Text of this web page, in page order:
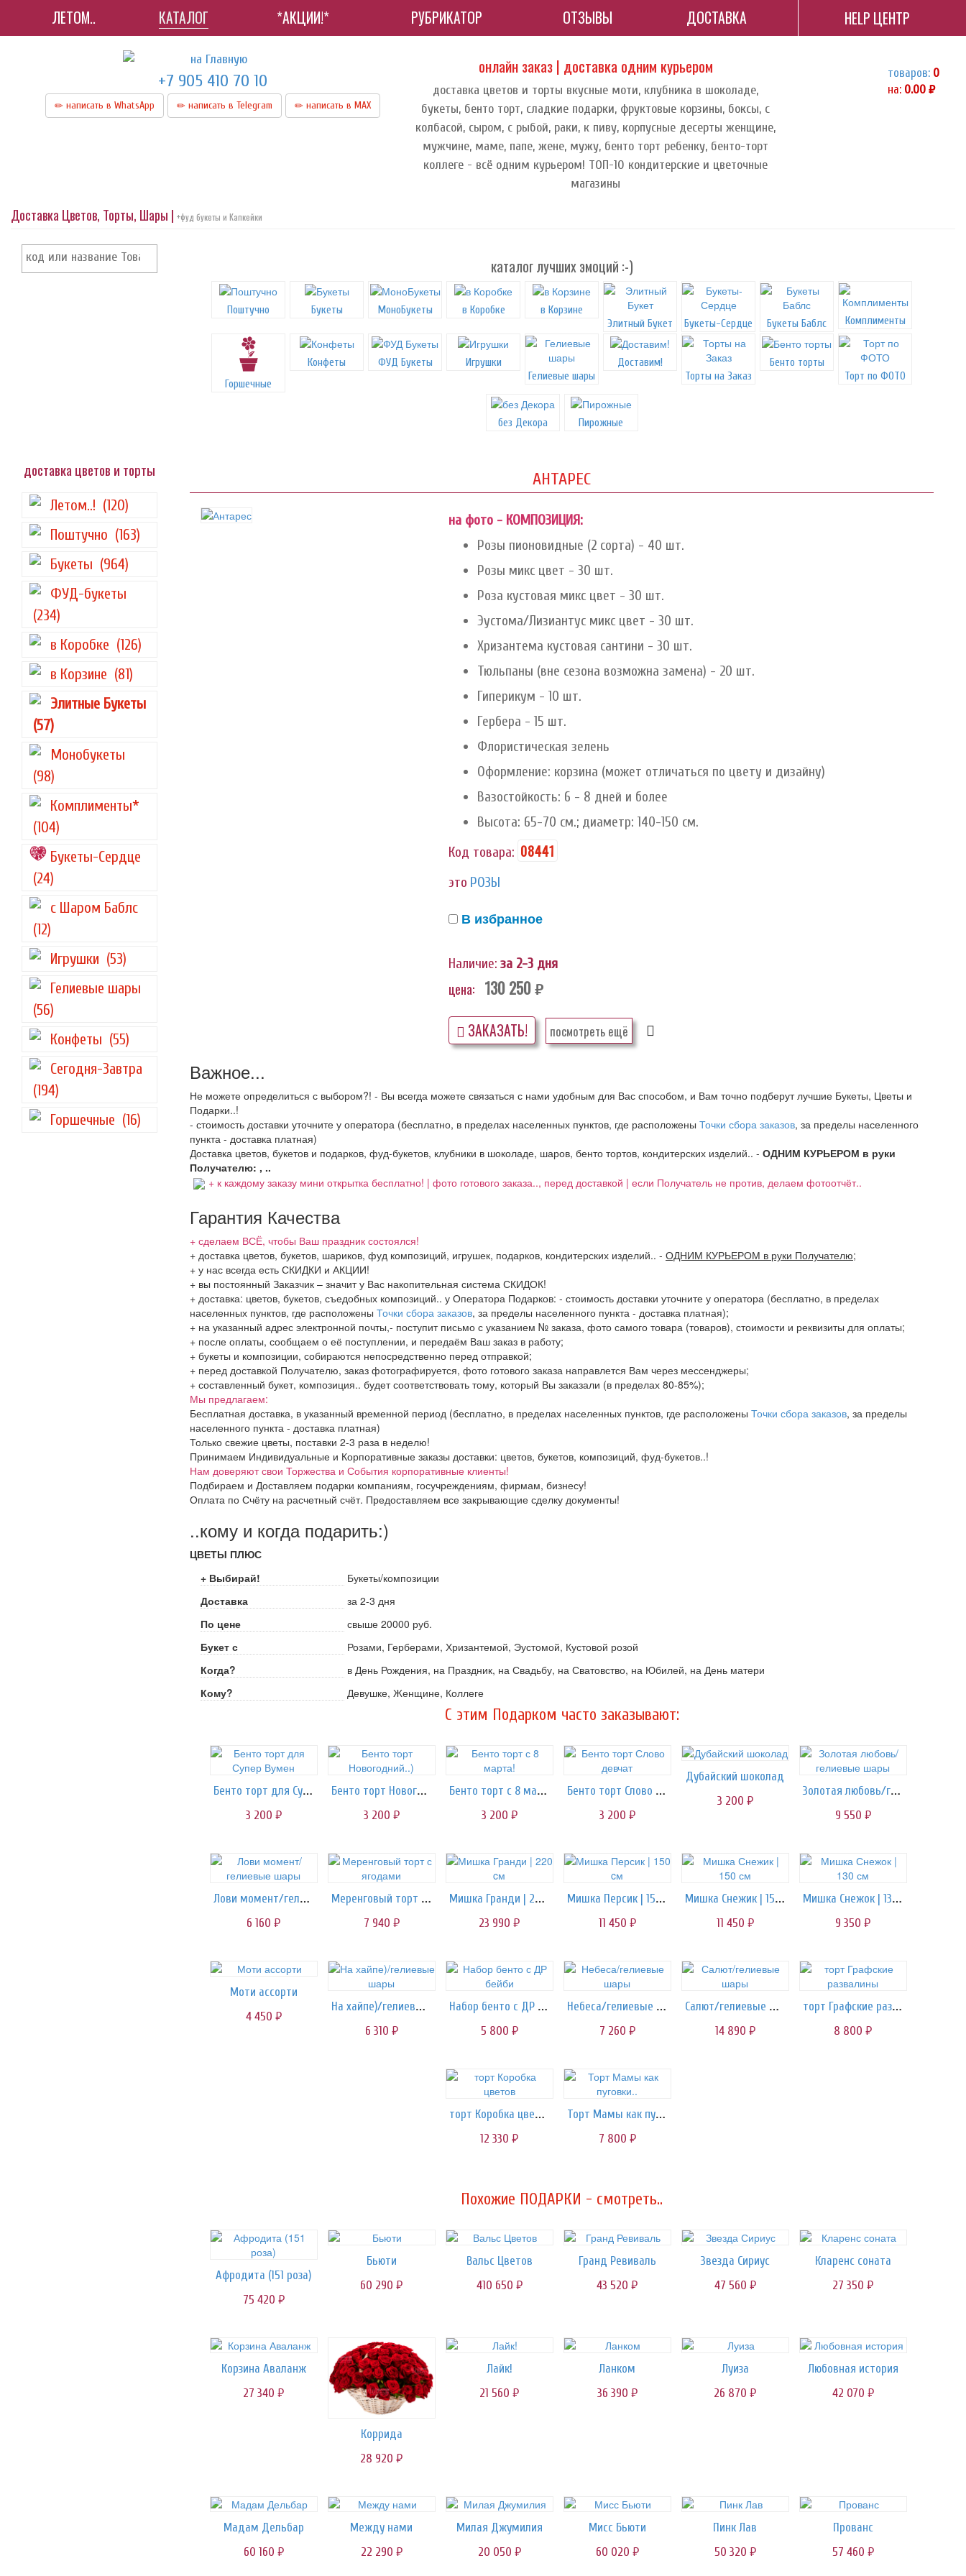
ЛЕТОМ.. КАТАЛОГ *АКЦИИ!* РУБРИКАТОР ОТЗЫВЫ ДОСТАВКА HELP ЦЕНТР
+7 905 410 70 10
написать в WhatsApp написать в Telegram написать в МАХ
онлайн заказ | доставка одним курьером
доставка цветов и торты вкусные моти, клубника в шоколаде,
букеты, бенто торт, сладкие подарки, фруктовые корзины, боксы, с
колбасой, сыром, с рыбой, раки, к пиву, корпусные десерты женщине,
мужчине, маме, папе, жене, мужу, бенто торт ребенку, бенто-торт
коллеге - всё одним курьером! ТОП-10 кондитерские и цветочные
магазины
товаров: 0
на: 0.00 руб.
Доставка Цветов, Торты, Шары | +фуд букеты и Капкейки
каталог лучших эмоций :-)
Поштучно Букеты МоноБукеты в Коробке
в Корзине
Элитный Букет
Букеты-Сердце Букеты Баблс Комплименты
Горшечные
Конфеты ФУД Букеты
Игрушки
Гелиевые шары
Доставим!
Торты на Заказ
Бенто торты
Торт по ФОТО
без Декора Пирожные
доставка цветов и торты
Летом..! (120)
Поштучно (163)
Букеты (964)
ФУД-букеты
(234)
в Коробке (126)
в Корзине (81)
Элитные Букеты
(57)
Монобукеты
(98)
Комплименты*
(104)
Букеты-Сердце
(24)
с Шаром Баблс
(12)
Игрушки (53)
Гелиевые шары
(56)
Конфеты (55)
Сегодня-Завтра
(194)
Горшечные (16)
АНТАРЕС
на фото - КОМПОЗИЦИЯ:
Розы пионовидные (2 сорта) - 40 шт.
Розы микс цвет - 30 шт.
Роза кустовая микс цвет - 30 шт.
Эустома/Лизиантус микс цвет - 30 шт.
Хризантема кустовая сантини - 30 шт.
Тюльпаны (вне сезона возможна замена) - 20 шт.
Гиперикум - 10 шт.
Гербера - 15 шт.
Флористическая зелень
Оформление: корзина (может отличаться по цвету и дизайну)
Вазостойкость: 6 - 8 дней и более
Высота: 65-70 см.; диаметр: 140-150 см.
Код товара: 08441
это РОЗЫ
В избранное
Наличие: за 2-3 дня
цена: 130 250 руб.
ЗАКАЗАТЬ! посмотреть ещё
Важное...
Не можете определиться с выбором?! - Вы всегда можете связаться с нами удобным для Вас способом, и Вам точно подберут лучшие Букеты, Цветы и
Подарки..!
- стоимость доставки уточните у оператора (бесплатно, в пределах населенных пунктов, где расположены Точки сбора заказов, за пределы населенного
пункта - доставка платная)
Доставка цветов, букетов и подарков, фуд-букетов, клубники в шоколаде, шаров, бенто тортов, кондитерских изделий.. - ОДНИМ КУРЬЕРОМ в руки
Получателю: , ..
+ к каждому заказу мини открытка бесплатно! | фото готового заказа.., перед доставкой | если Получатель не против, делаем фотоотчёт..
Гарантия Качества
+ сделаем ВСЁ, чтобы Ваш праздник состоялся!
+ доставка цветов, букетов, шариков, фуд композиций, игрушек, подарков, кондитерских изделий.. - ОДНИМ КУРЬЕРОМ в руки Получателю;
+ у нас всегда есть СКИДКИ и АКЦИИ!
+ вы постоянный Заказчик – значит у Вас накопительная система СКИДОК!
+ доставка: цветов, букетов, съедобных композиций.. у Оператора Подарков: - стоимость доставки уточните у оператора (бесплатно, в пределах
населенных пунктов, где расположены Точки сбора заказов, за пределы населенного пункта - доставка платная);
+ на указанный адрес электронной почты,- поступит письмо с указанием № заказа, фото самого товара (товаров), стоимости и реквизиты для оплаты;
+ после оплаты, сообщаем о её поступлении, и передаём Ваш заказ в работу;
+ букеты и композиции, собираются непосредственно перед отправкой;
+ перед доставкой Получателю, заказ фотографируется, фото готового заказа направлется Вам через мессенджеры;
+ составленный букет, композиция.. будет соответствовать тому, который Вы заказали (в пределах 80-85%);
Мы предлагаем:
Бесплатная доставка, в указанный временной период (бесплатно, в пределах населенных пунктов, где расположены Точки сбора заказов, за пределы
населенного пункта - доставка платная)
Только свежие цветы, поставки 2-3 раза в неделю!
Принимаем Индивидуальные и Корпоративные заказы доставки: цветов, букетов, композиций, фуд-букетов..!
Нам доверяют свои Торжества и События корпоративные клиенты!
Подбираем и Доставляем подарки компаниям, госучреждениям, фирмам, бизнесу!
Оплата по Счёту на расчетный счёт. Предоставляем все закрывающие сделку документы!
..кому и когда подарить:)
ЦВЕТЫ ПЛЮС
+ Выбирай!
Букеты/композиции
Доставка
за 2-3 дня
По цене
свыше 20000 руб.
Букет с
Розами, Герберами, Хризантемой, Эустомой, Кустовой розой
Когда?
в День Рождения, на Праздник, на Свадьбу, на Сватовство, на Юбилей, на День матери
Кому?
Девушке, Женщине, Коллеге
C этим Подарком часто заказывают:
Бенто торт для Супер Вумен
3 200 руб.
Бенто торт Новогодний..)
3 200 руб.
Бенто торт с 8 марта!
3 200 руб.
Бенто торт Слово девчат
3 200 руб.
Дубайский шоколад
3 200 руб.
Золотая любовь/гелиевые шары
9 550 руб.
Лови момент/гелиевые шары
6 160 руб.
Меренговый торт с ягодами
7 940 руб.
Мишка Гранди | 220 cм
23 990 руб.
Мишка Персик | 150 cм
11 450 руб.
Мишка Снежик | 150 см
11 450 руб.
Мишка Снежок | 130 см
9 350 руб.
Моти ассорти
4 450 руб.
На хайпе)/гелиевые шары
6 310 руб.
Набор бенто с ДР бейби
5 800 руб.
Небеса/гелиевые шары
7 260 руб.
Салют/гелиевые шары
14 890 руб.
торт Графские развалины
8 800 руб.
торт Коробка цветов
12 330 руб.
Торт Мамы как пуговки..
7 800 руб.
Похожие ПОДАРКИ - смотреть..
Афродита (151 роза)
75 420 руб.
Бьюти
60 290 руб.
Вальс Цветов
410 650 руб.
Гранд Ревиваль
43 520 руб.
Звезда Сириус
47 560 руб.
Кларенс соната
27 350 руб.
Корзина Аваланж
27 340 руб.
Коррида
28 920 руб.
Лайк!
21 560 руб.
Ланком
36 390 руб.
Луиза
26 870 руб.
Любовная история
42 070 руб.
Мадам Дельбар
60 160 руб.
Между нами
22 290 руб.
Милая Джумилия
20 050 руб.
Мисс Бьюти
60 020 руб.
Пинк Лав
50 320 руб.
Прованс
57 460 руб.